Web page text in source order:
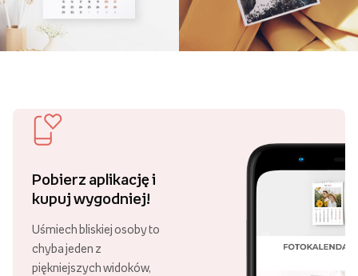
Pobierz aplikację i
kupuj wygodniej!
Uśmiech bliskiej osoby to
chyba jeden z
piękniejszych widoków,